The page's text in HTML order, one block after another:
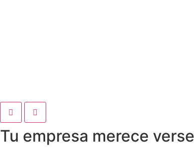
Tu empresa merece